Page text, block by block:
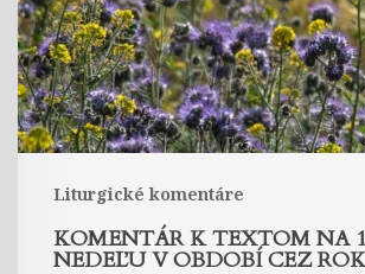
Liturgické komentáre
nedeľu
v
období
cez
rok
KOMENTÁR K TEXTOM NA
NEDEĽU V OBDOBÍ CEZ ROK